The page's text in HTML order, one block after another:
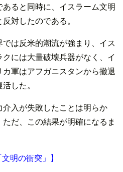
ると同時に、イスラーム文明
対したのである。
は反米的潮流が強まり、イス
には大量破壊兵器がなく、イ
軍はアフガニスタンから撤退
した。
入が失敗したことは明らか
だ、この結果が明確になるま
明の衝突」】